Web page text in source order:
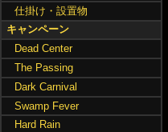
仕掛け・設置物
キャンペーン
Dead Center
The Passing
Dark Carnival
Swamp Fever
Hard Rain